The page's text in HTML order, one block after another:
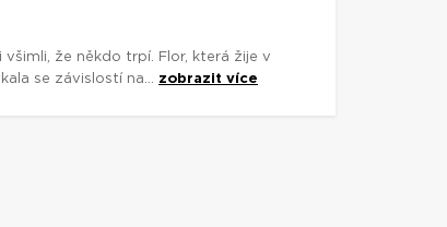
že někdo trpí. Flor, která žije v
se závislostí na... zobrazit více